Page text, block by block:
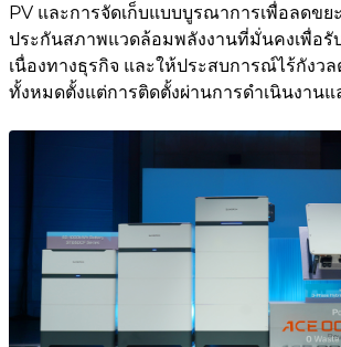
PV และการจัดเก็บแบบบูรณาการเพื่อลดขย
ประกันสภาพแวดล้อมพลังงานที่มั่นคงเพื่อรั
เนื่องทางธุรกิจ และให้ประสบการณ์ไร้กังว
ทั้งหมดตั้งแต่การติดตั้งผ่านการดำเนินงานแ